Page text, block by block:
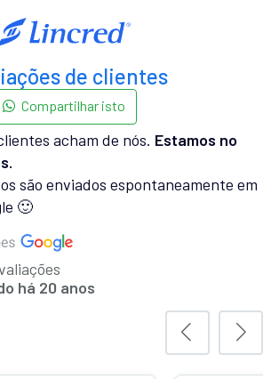
de clientes
Compartilhar isto
acham de nós. Estamos no
são enviados espontaneamente em
🙂
há 20 anos